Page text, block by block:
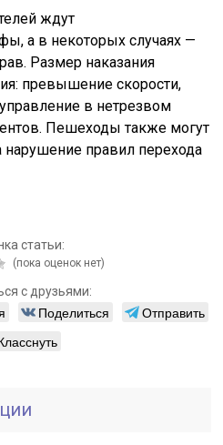
ждут
а в некоторых случаях —
Размер наказания
превышение скорости,
в нетрезвом
Пешеходы также могут
нарушение правил перехода
статьи:
(пока оценок нет)
с друзьями:
Поделиться
Отправить